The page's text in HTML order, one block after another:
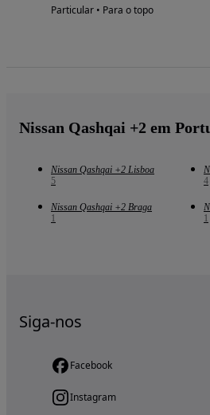
Particular • Para o topo
Nissan Qashqai +2 em
Nissan Qashqai +2 Lisboa
5
4
Nissan Qashqai +2 Braga
1
1
Siga-nos
Facebook
Instagram